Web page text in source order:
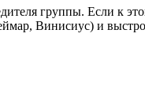
группы. Если к
Винисиус) и